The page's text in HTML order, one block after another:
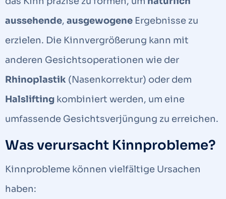
aussehende, ausgewogene Ergebnisse zu
erzielen. Die Kinnvergrößerung kann mit
anderen Gesichtsoperationen wie der
Rhinoplastik (Nasenkorrektur) oder dem
Halslifting kombiniert werden, um eine
umfassende Gesichtsverjüngung zu erreichen.
Was verursacht Kinnprobleme?
Kinnprobleme können vielfältige Ursachen
haben: